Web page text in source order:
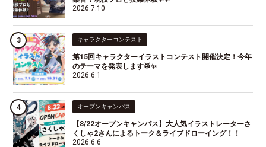
2026.7.10
キャラクターコンテスト
第15回キャラクターイラストコンテスト開催決定！今年
のテーマを発表します🥁✨
2026.6.1
オープンキャンパス
【8/22オープンキャンパス】大人気イラストレーターさ
くしゃ2さんによるトーク＆ライブドローイング！！
2026.6.6